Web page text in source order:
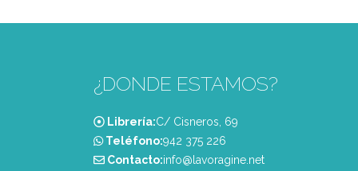
¿DONDE ESTAMOS?
Librería:C/ Cisneros, 69
Teléfono:‭942 375 226‬
Contacto:info@lavoragine.net